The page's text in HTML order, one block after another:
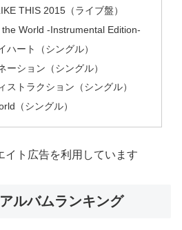
THIS 2015（ライブ盤）
the World -Instrumental Edition-
ハート（シングル）
ーション（シングル）
ストラクション（シングル）
（シングル）
イト広告を利用しています
ルバムランキング